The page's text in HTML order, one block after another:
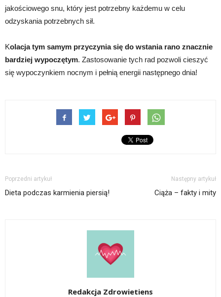
jakościowego snu, który jest potrzebny każdemu w celu
odzyskania potrzebnych sił.
Kolacja tym samym przyczynia się do wstania rano znacznie
bardziej wypoczętym. Zastosowanie tych rad pozwoli cieszyć
się wypoczynkiem nocnym i pełnią energii następnego dnia!
Poprzedni artykuł
Dieta podczas karmienia piersią!
Następny artykuł
Ciąża – fakty i mity
Redakcja Zdrowietiens